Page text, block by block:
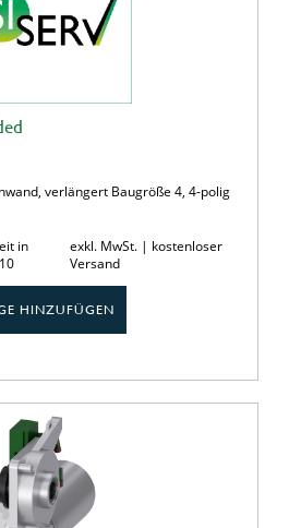
verlängert Baugröße 4, 4-polig
in
exkl. MwSt. | kostenloser
Versand
HINZUFÜGEN